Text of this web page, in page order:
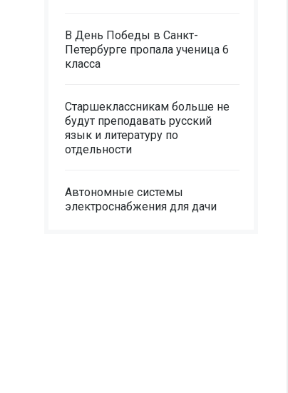
В День Победы в Санкт-
Петербурге пропала ученица 6
класса
Старшеклассникам больше не
будут преподавать русский
язык и литературу по
отдельности
Автономные системы
электроснабжения для дачи